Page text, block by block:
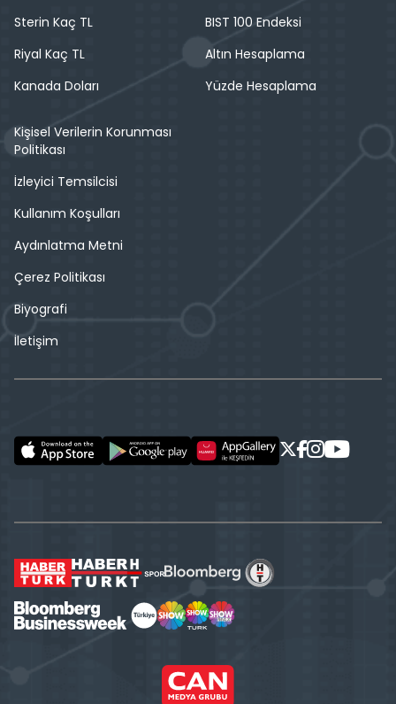
Sterin Kaç TL
Riyal Kaç TL
Kanada Doları
BIST 100 Endeksi
Altın Hesaplama
Yüzde Hesaplama
Kişisel Verilerin Korunması
Politikası
İzleyici Temsilcisi
Kullanım Koşulları
Aydınlatma Metni
Çerez Politikası
Biyografi
İletişim